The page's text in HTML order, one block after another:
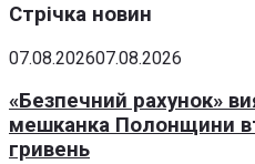
Стрічка новин
07.08.202607.08.2026
«Безпечний рахунок»
мешканка Полонщини
гривень